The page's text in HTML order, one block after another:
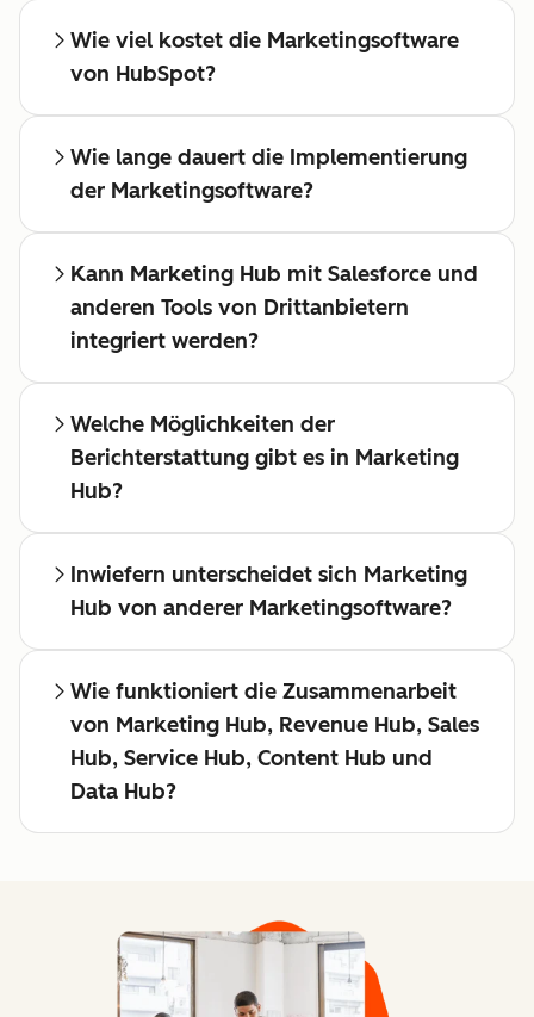
Wie viel kostet die Marketingsoftware
von HubSpot?
Wie lange dauert die Implementierung
der Marketingsoftware?
Kann Marketing Hub mit Salesforce und
anderen Tools von Drittanbietern
integriert werden?
Welche Möglichkeiten der
Berichterstattung gibt es in Marketing
Hub?
Inwiefern unterscheidet sich Marketing
Hub von anderer Marketingsoftware?
Wie funktioniert die Zusammenarbeit
von Marketing Hub, Revenue Hub, Sales
Hub, Service Hub, Content Hub und
Data Hub?